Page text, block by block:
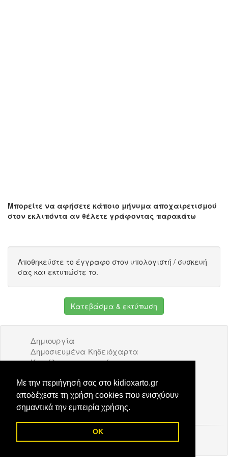
Με την περιήγησή σας στο kidioxarto.gr
αποδέχεστε τη χρήση cookies που ενισχύουν
σημαντικά την εμπειρία χρήσης.
OK
Μπορείτε να αφήσετε κάποιο μήνυμα αποχαιρετισμού
στον εκλιπόντα αν θέλετε γράφοντας παρακάτω
Αποθηκεύστε το έγγραφο στον υπολογιστή / συσκευή
σας και εκτυπώστε το.
Κατεβάσμα & εκτύπωση
Δημιουργία
Δημοσιευμένα Κηδειόχαρτα
Κατάλογος επιχειρήσεων
Διαφήμιση
Επικοινωνία
© 2026 Kidioxarto.gr /Επικοινωνία